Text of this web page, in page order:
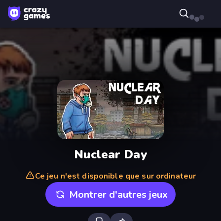
Nuclear Day
Ce jeu n'est disponible que sur ordinateur
Montrer d'autres jeux